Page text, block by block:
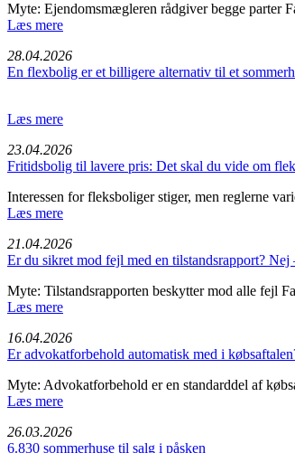
Myte: Ejendomsmægleren rådgiver begge parter
Læs mere
28.04.2026
En flexbolig er et billigere alternativ til et
Læs mere
23.04.2026
Fritids­bolig til lavere pris: Det skal du vide om
Interessen for fleksboliger stiger, men reglerne
Læs mere
21.04.2026
Er du sikret mod fejl med en tilstandsrapport?
Myte: Tilstandsrapporten beskytter mod alle fejl
Læs mere
16.04.2026
Er advokatforbehold automatisk med i
Myte: Advokatforbehold er en standarddel af
Læs mere
26.03.2026
6.830 sommerhuse til salg i påsken